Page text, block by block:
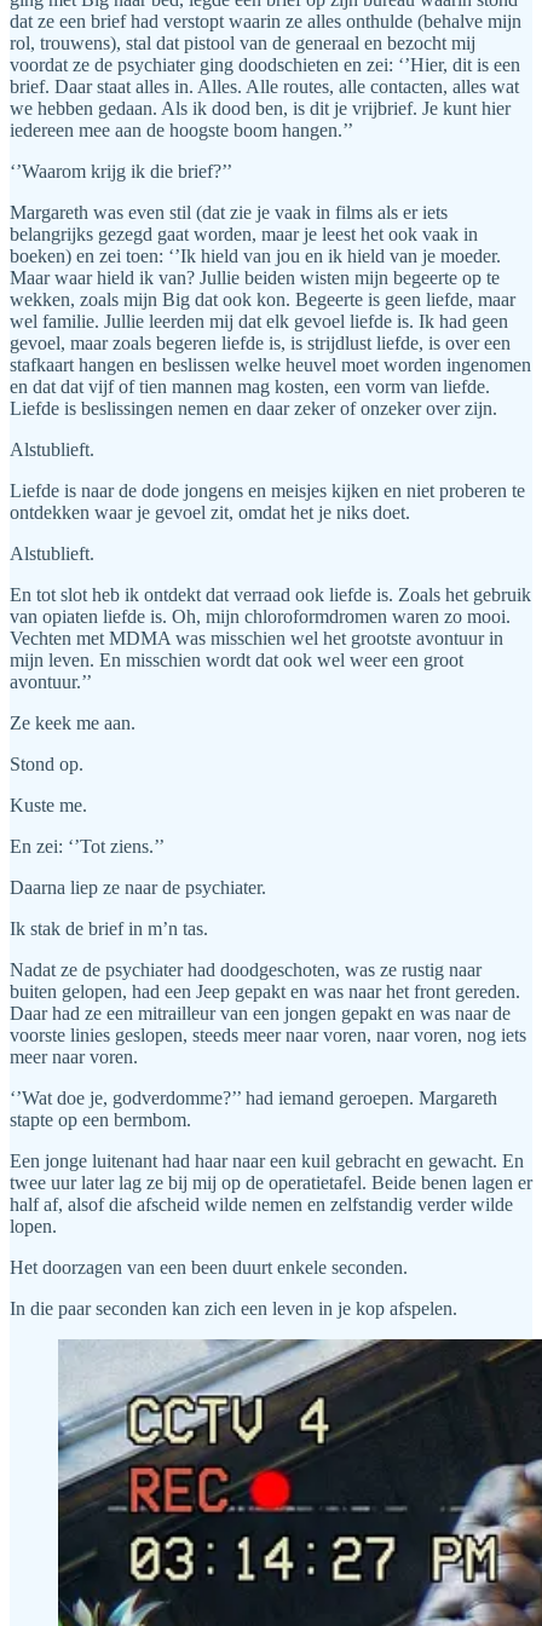
dat ze een brief had verstopt waarin ze alles onthulde (behalve mijn
rol, trouwens), stal dat pistool van de generaal en bezocht mij
voordat ze de psychiater ging doodschieten en zei: ‘’Hier, dit is een
brief. Daar staat alles in. Alles. Alle routes, alle contacten, alles wat
we hebben gedaan. Als ik dood ben, is dit je vrijbrief. Je kunt hier
iedereen mee aan de hoogste boom hangen.’’
‘’Waarom krijg ik die brief?’’
Margareth was even stil (dat zie je vaak in films als er iets
belangrijks gezegd gaat worden, maar je leest het ook vaak in
boeken) en zei toen: ‘’Ik hield van jou en ik hield van je moeder.
Maar waar hield ik van? Jullie beiden wisten mijn begeerte op te
wekken, zoals mijn Big dat ook kon. Begeerte is geen liefde, maar
wel familie. Jullie leerden mij dat elk gevoel liefde is. Ik had geen
gevoel, maar zoals begeren liefde is, is strijdlust liefde, is over een
stafkaart hangen en beslissen welke heuvel moet worden ingenomen
en dat dat vijf of tien mannen mag kosten, een vorm van liefde.
Liefde is beslissingen nemen en daar zeker of onzeker over zijn.
Alstublieft.
Liefde is naar de dode jongens en meisjes kijken en niet proberen te
ontdekken waar je gevoel zit, omdat het je niks doet.
Alstublieft.
En tot slot heb ik ontdekt dat verraad ook liefde is. Zoals het gebruik
van opiaten liefde is. Oh, mijn chloroformdromen waren zo mooi.
Vechten met MDMA was misschien wel het grootste avontuur in
mijn leven. En misschien wordt dat ook wel weer een groot
avontuur.’’
Ze keek me aan.
Stond op.
Kuste me.
En zei: ‘’Tot ziens.’’
Daarna liep ze naar de psychiater.
Ik stak de brief in m’n tas.
Nadat ze de psychiater had doodgeschoten, was ze rustig naar
buiten gelopen, had een Jeep gepakt en was naar het front gereden.
Daar had ze een mitrailleur van een jongen gepakt en was naar de
voorste linies geslopen, steeds meer naar voren, naar voren, nog iets
meer naar voren.
‘’Wat doe je, godverdomme?’’ had iemand geroepen. Margareth
stapte op een bermbom.
Een jonge luitenant had haar naar een kuil gebracht en gewacht. En
twee uur later lag ze bij mij op de operatietafel. Beide benen lagen er
half af, alsof die afscheid wilde nemen en zelfstandig verder wilde
lopen.
Het doorzagen van een been duurt enkele seconden.
In die paar seconden kan zich een leven in je kop afspelen.